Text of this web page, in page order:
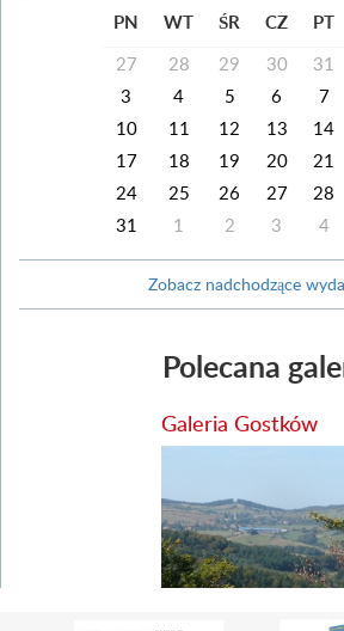
PN WT ŚR CZ PT
27 28 29 30 31
3
4 5 6 7
10 11 12 13 14
17
18 19 20 21
24
25 26 27 28
31
1 2 3 4
Zobacz nadchodzące
Polecana
Galeria Gostków